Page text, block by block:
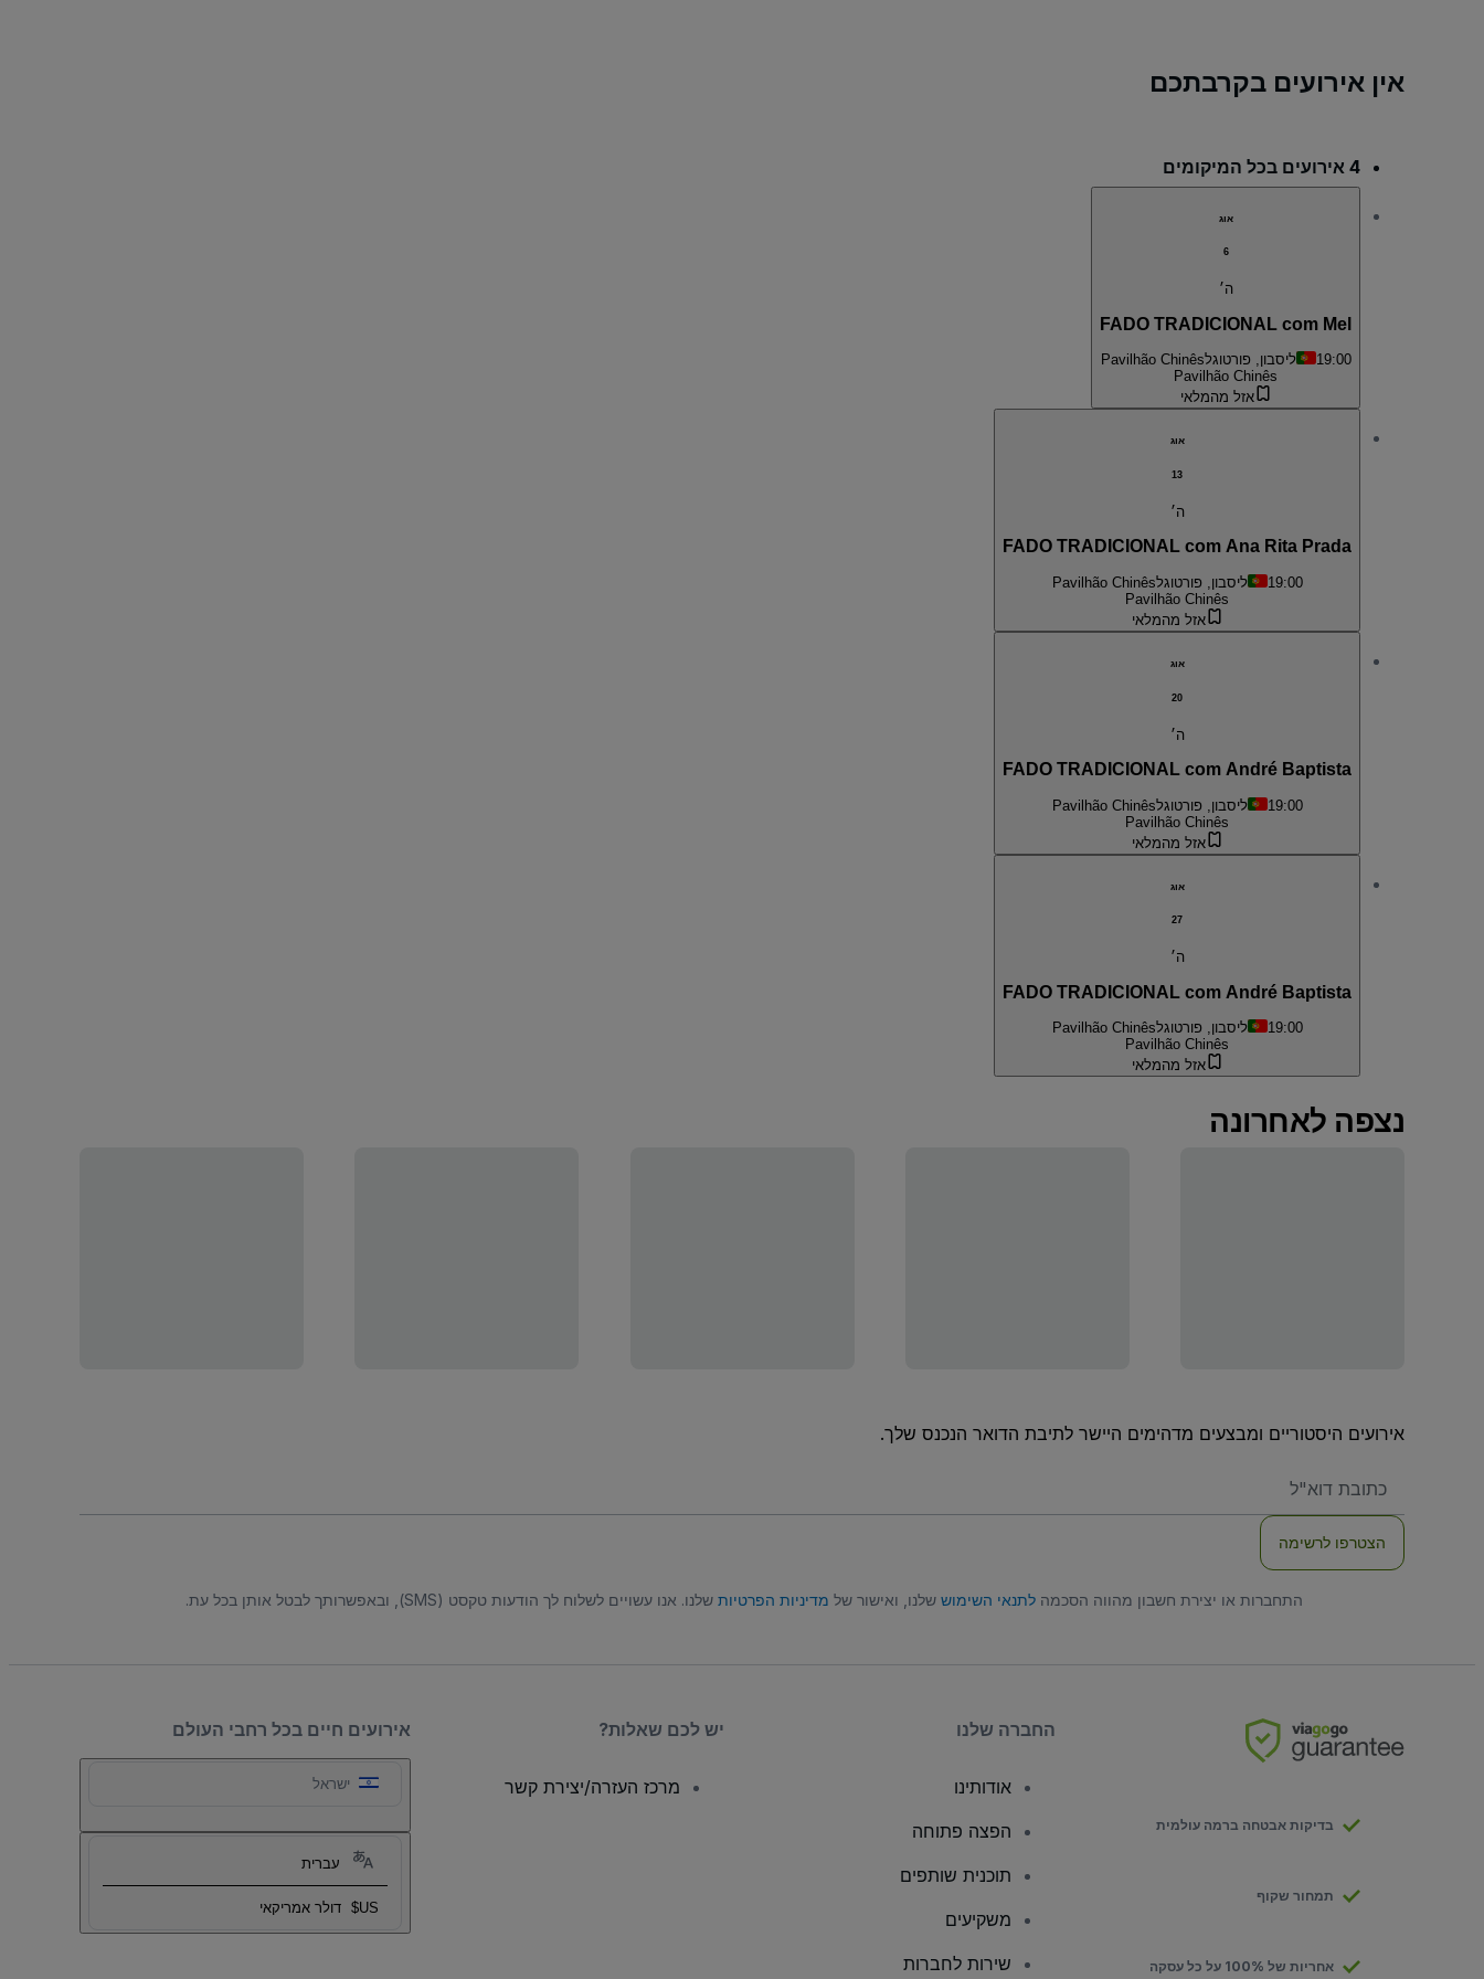
אין אירועים בקרבתכם
4 אירועים בכל המיקומים
אוג
6
ה׳
FADO TRADICIONAL com Mel
19:00 ליסבון, פורטוגלPavilhão Chinês
Pavilhão Chinês
אזל מהמלאי
אוג
13
ה׳
FADO TRADICIONAL com Ana Rita Prada
19:00 ליסבון, פורטוגלPavilhão Chinês
Pavilhão Chinês
אזל מהמלאי
אוג
20
ה׳
FADO TRADICIONAL com André Baptista
19:00 ליסבון, פורטוגלPavilhão Chinês
Pavilhão Chinês
אזל מהמלאי
אוג
27
ה׳
FADO TRADICIONAL com André Baptista
19:00 ליסבון, פורטוגלPavilhão Chinês
Pavilhão Chinês
אזל מהמלאי
נצפה לאחרונה
אירועים היסטוריים ומבצעים מדהימים היישר לתיבת הדואר הנכנס שלך.
שלכם
הצטרפו לרשימה
התחברות או יצירת חשבון מהווה הסכמה לתנאי השימוש שלנו, ואישור של מדיניות הפרטיות שלנו. אנו עשויים לשלוח לך הודעות טקסט (SMS), ובאפשרותך לבטל אותן בכל עת.
אירועים חיים בכל רחבי העולם
ישראל
עברית
US$ דולר אמריקאי
בדיקות אבטחה ברמה עולמית
תמחור שקוף
אחריות של 100% על כל עסקה
החברה שלנו
אודותינו
הפצה פתוחה
תוכנית שותפים
משקיעים
שירות לחברות
יש לכם שאלות?
מרכז העזרה/יצירת קשר